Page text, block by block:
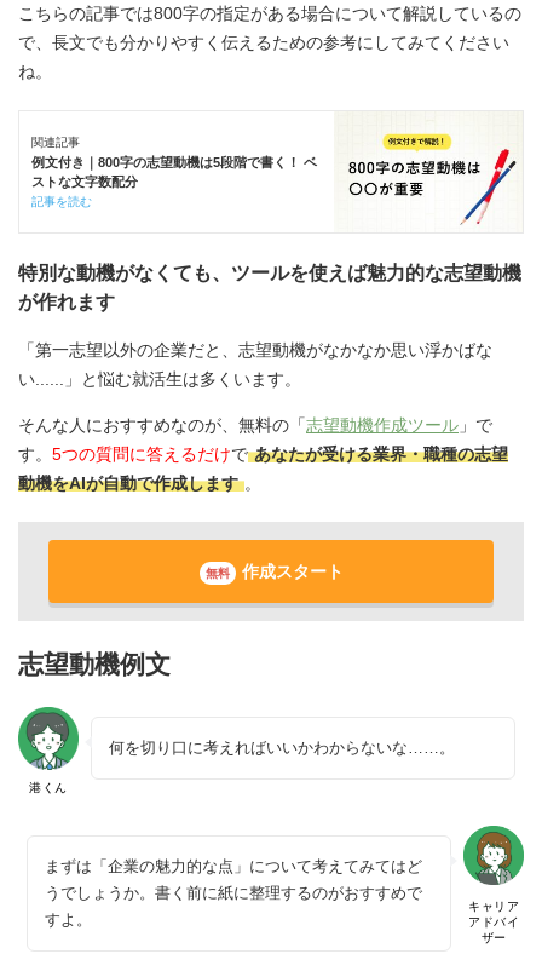
こちらの記事では800字の指定がある場合について解説しているの
で、長文でも分かりやすく伝えるための参考にしてみてください
ね。
関連記事
例文付き｜800字の志望動機は5段階で書く！ ベ
ストな文字数配分
記事を読む
特別な動機がなくても、ツールを使えば魅力的な志望動機
が作れます
「第一志望以外の企業だと、志望動機がなかなか思い浮かばな
い......」と悩む就活生は多くいます。
そんな人におすすめなのが、無料の「志望動機作成ツール 」で
す。 5つの質問に答えるだけで あなたが受ける業界・職種の志望
動機をAIが自動で作成します 。
無料 作成スタート
志望動機例文
港くん
何を切り口に考えればいいかわからないな……。
キャリア
アドバイ
ザー
まずは「企業の魅力的な点」について考えてみてはど
うでしょうか。書く前に紙に整理するのがおすすめで
すよ。